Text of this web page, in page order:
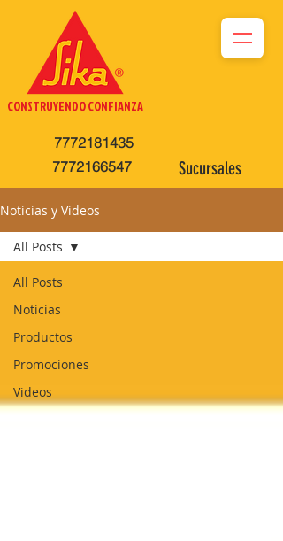
CONSTRUYENDO CONFIANZA
Sucursales
7772181435
7772166547
Noticias y Videos
All Posts
Noticias
Productos
Promociones
Videos
All Posts